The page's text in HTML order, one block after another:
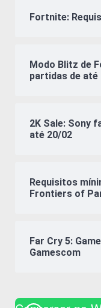
Fortnite:
Modo Blitz de
partidas de até
2K Sale: Sony
até 20/02
Requisitos
Frontiers of
Far Cry 5:
Gamescom